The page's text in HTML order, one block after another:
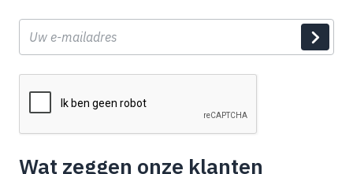
mail
Wat zeggen onze klanten